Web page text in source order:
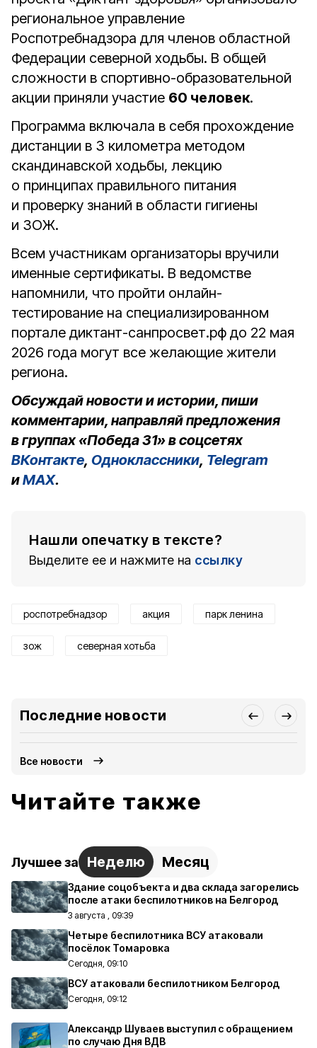
региональное управление
Роспотребнадзора для членов областной
Федерации северной ходьбы. В общей
сложности в спортивно-образовательной
акции приняли участие 60 человек.
Программа включала в себя прохождение
дистанции в 3 километра методом
скандинавской ходьбы, лекцию
о принципах правильного питания
и проверку знаний в области гигиены
и ЗОЖ.
Всем участникам организаторы вручили
именные сертификаты. В ведомстве
напомнили, что пройти онлайн-
тестирование на специализированном
портале диктант-санпросвет.рф до 22 мая
2026 года могут все желающие жители
региона.
Обсуждай новости и истории, пиши
комментарии, направляй предложения
в группах «Победа 31» в соцсетях
ВКонтакте, Одноклассники, Telegram
иMAX.
Нашли опечатку в тексте?
Выделите ее и нажмите на ссылку
роспотребнадзор акция парк ленина
зож северная хотьба
Последние новости
Все новости
Читайте также
Лучшее за Неделю Месяц
Здание соцобъекта и два склада загорелись
после атаки беспилотников на Белгород
3 августа , 09:39
Четыре беспилотника ВСУ атаковали
посёлок Томаровка
Сегодня, 09:10
ВСУ атаковали беспилотником Белгород
Сегодня, 09:12
Александр Шуваев выступил с обращением
по случаю Дня ВДВ